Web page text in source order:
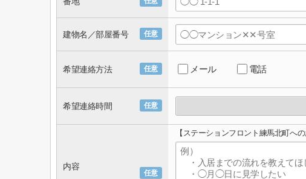
任意
建物名／部屋番号
任意
希望連絡方法 メール 電話
任意
希望連絡時間
任意
内容
【ステーションフロント練馬北町への